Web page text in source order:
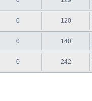
0 120
0 140
0 242